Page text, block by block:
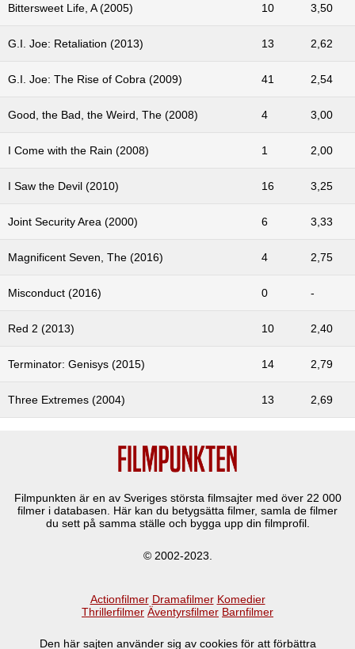
Bittersweet Life, A (2005) 10 3,50
G.I. Joe: Retaliation (2013) 13 2,62
G.I. Joe: The Rise of Cobra (2009) 41 2,54
Good, the Bad, the Weird, The (2008) 4 3,00
I Come with the Rain (2008) 1 2,00
I Saw the Devil (2010) 16 3,25
Joint Security Area (2000) 6 3,33
Magnificent Seven, The (2016) 4 2,75
Misconduct (2016) 0 -
Red 2 (2013) 10 2,40
Terminator: Genisys (2015) 14 2,79
Three Extremes (2004) 13 2,69
Filmpunkten är en av Sveriges största filmsajter med över 22 000
filmer i databasen. Här kan du betygsätta filmer, samla de filmer
du sett på samma ställe och bygga upp din filmprofil.
© 2002-2023.
Actionfilmer Dramafilmer Komedier
Thrillerfilmer Äventyrsfilmer Barnfilmer
Den här sajten använder sig av cookies för att förbättra